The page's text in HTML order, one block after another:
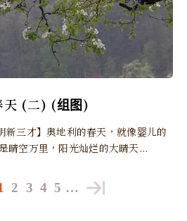
天 (二) (组图)
新三才】奥地利的春天，就像婴儿的
晴空万里，阳光灿烂的大晴天...
2 3 4 5 …